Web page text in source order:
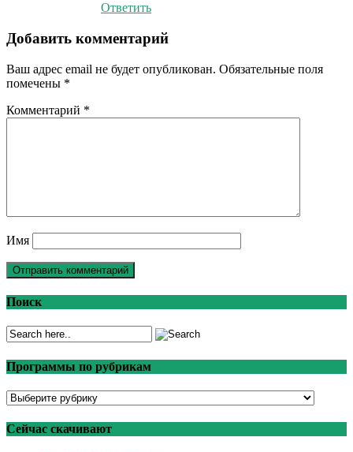
Ответить
Добавить комментарий
Ваш адрес email не будет опубликован. Обязательные поля
помечены *
Комментарий *
Имя
Поиск
Программы по рубрикам
Программы
рубрикам
Сейчас скачивают